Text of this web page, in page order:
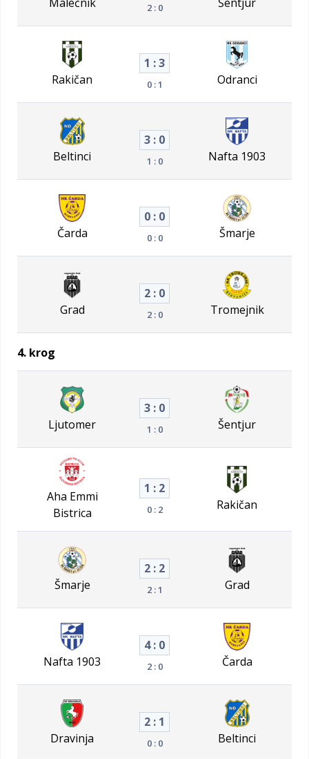
2 : 0
Rakičan
1 : 3
0 : 1 Odranci
Beltinci
3 : 0
1 : 0 Nafta 1903
Čarda
0 : 0
0 : 0 Šmarje
Grad
2 : 0
2 : 0 Tromejnik
4. krog
Ljutomer
3 : 0
1 : 0 Šentjur
Aha Emmi
Bistrica
1 : 2
0 : 2 Rakičan
Šmarje
2 : 2
2 : 1 Grad
Nafta 1903
4 : 0
2 : 0 Čarda
Dravinja
2 : 1
0 : 0 Beltinci